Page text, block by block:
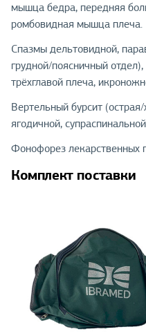
мышца бедра, передняя
ромбовидная мышца плеча.
Спазмы дельтовидной,
грудной/поясничный
трёхглавой плеча,
Вертельный бурсит
ягодичной,
Фонофорез лекарственных
Комплект поставки